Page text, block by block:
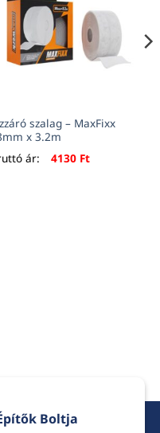
szalag – MaxFixx
x 3.2m
ár:
4130 Ft
Boltja